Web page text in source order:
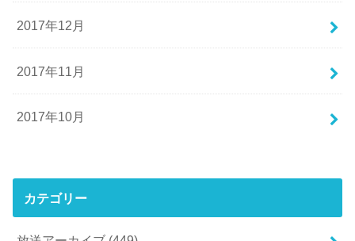
2017年12月
2017年11月
2017年10月
カテゴリー